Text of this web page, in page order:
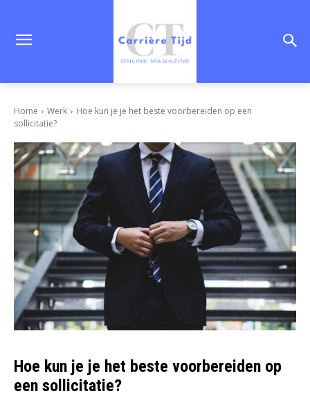
Home Werk
Hoe kun je je het beste voorbereiden op een
sollicitatie?
Hoe kun je je het beste voorbereiden op
een sollicitatie?